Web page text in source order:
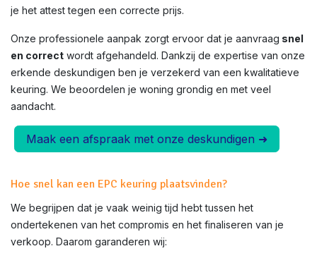
je het attest tegen een correcte prijs.
Onze professionele aanpak zorgt ervoor dat je aanvraag snel
en correct wordt afgehandeld. Dankzij de expertise van onze
erkende deskundigen ben je verzekerd van een kwalitatieve
keuring. We beoordelen je woning grondig en met veel
aandacht.
Maak een afspraak met onze deskundigen ➜
Hoe snel kan een EPC keuring plaatsvinden?
We begrijpen dat je vaak weinig tijd hebt tussen het
ondertekenen van het compromis en het finaliseren van je
verkoop. Daarom garanderen wij: